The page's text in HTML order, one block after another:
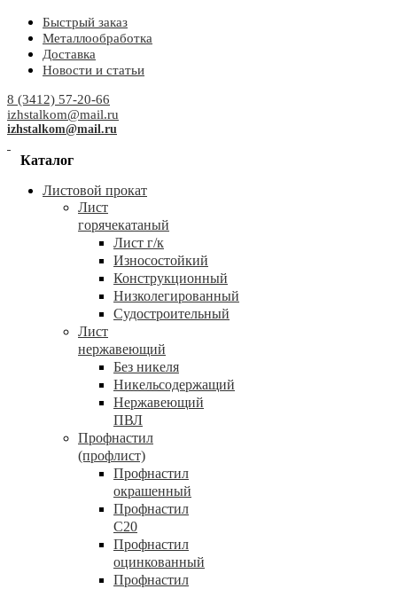
Быстрый заказ
Металлообработка
Доставка
Новости и статьи
8 (3412) 57-20-66
izhstalkom@mail.ru
izhstalkom@mail.ru
Каталог
Листовой прокат
Лист
горячекатаный
Лист г/к
Износостойкий
Конструкционный
Низколегированный
Судостроительный
Лист
нержавеющий
Без никеля
Никельсодержащий
Нержавеющий
ПВЛ
Профнастил
(профлист)
Профнастил
окрашенный
Профнастил
С20
Профнастил
оцинкованный
Профнастил